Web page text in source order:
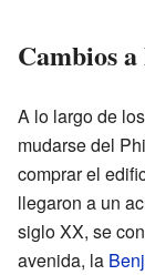
Cambios
A lo largo de
mudarse del
comprar el
llegaron a un
siglo XX, se
avenida, la